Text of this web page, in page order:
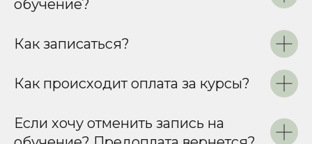
обучение?
Как записаться?
Как происходит оплата за курсы?
Если хочу отменить запись на